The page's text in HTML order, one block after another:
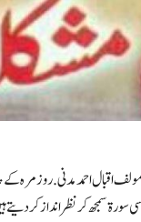
اقبال احمدمدنی. روزمرہ
سمجھ کر نظر انداز کردیتے